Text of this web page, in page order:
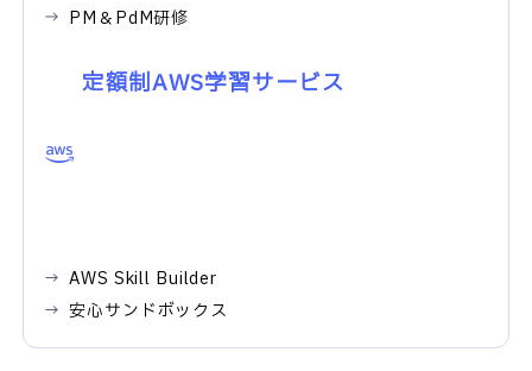
PM＆PdM研修
定額制AWS学習サービス
AWS Skill Builder
安心サンドボックス